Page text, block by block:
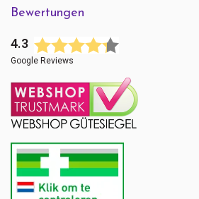
Bewertungen
4.3
Google Reviews